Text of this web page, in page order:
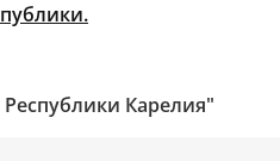
Карелия"